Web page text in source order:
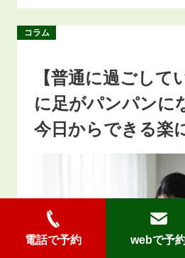
コラム
【普通に過ごして
に足がパンパンに
今日からできる楽
電話で予約 webで予